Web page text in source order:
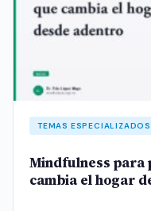
TEMAS ESPECIALIZADOS
Mindfulness para
cambia el hogar